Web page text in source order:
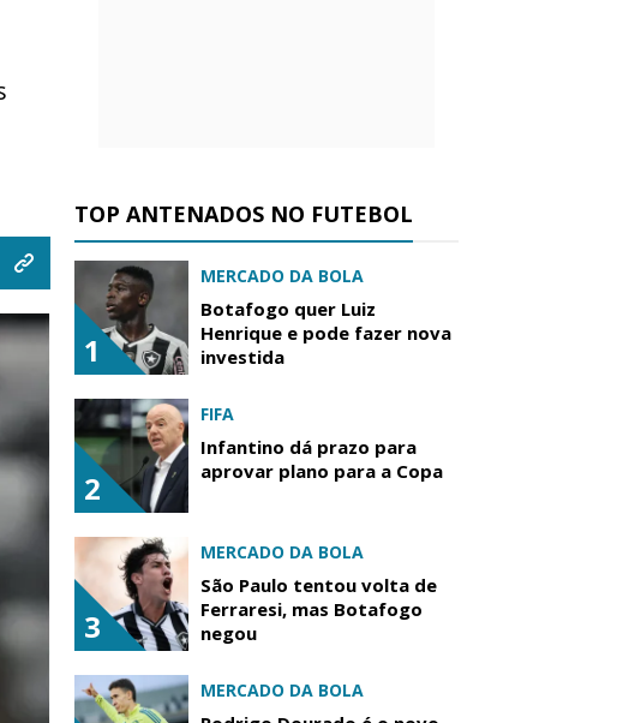
TOP ANTENADOS NO FUTEBOL
1
MERCADO DA BOLA
Botafogo quer Luiz
Henrique e pode fazer nova
investida
2
FIFA
Infantino dá prazo para
aprovar plano para a Copa
3
MERCADO DA BOLA
São Paulo tentou volta de
Ferraresi, mas Botafogo
negou
MERCADO DA BOLA